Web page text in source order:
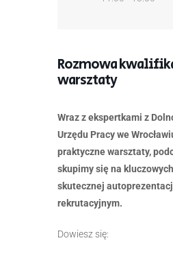
Rozmowa
warsztaty
Wraz z ekspertkami z
Urzędu Pracy we
praktyczne warsztaty,
skupimy się na
skutecznej
rekrutacyjnym.
Dowiesz się: